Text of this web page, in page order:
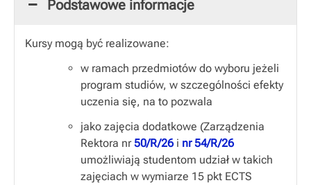
Podstawowe informacje
Kursy mogą być realizowane:
w ramach przedmiotów do wyboru jeżeli
program studiów, w szczególności efekty
uczenia się, na to pozwala
jako zajęcia dodatkowe (Zarządzenia
Rektora nr50/R/26 i nr 54/R/26
umożliwiają studentom udział w takich
zajęciach w wymiarze 15 pkt ECTS